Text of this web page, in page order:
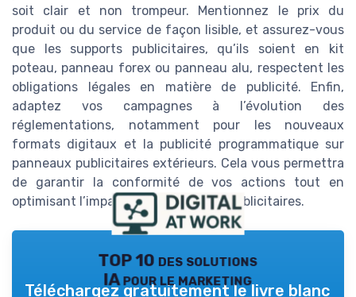
soit clair et non trompeur. Mentionnez le prix du
produit ou du service de façon lisible, et assurez-vous
que les supports publicitaires, qu’ils soient en kit
poteau, panneau forex ou panneau alu, respectent les
obligations légales en matière de publicité. Enfin,
adaptez vos campagnes à l’évolution des
réglementations, notamment pour les nouveaux
formats digitaux et la publicité programmatique sur
panneaux publicitaires extérieurs. Cela vous permettra
de garantir la conformité de vos actions tout en
optimisant l’impact de vos supports publicitaires.
TOP 10 des solutions
IA pour le marketing
Téléchargez gratuitement le livre blanc